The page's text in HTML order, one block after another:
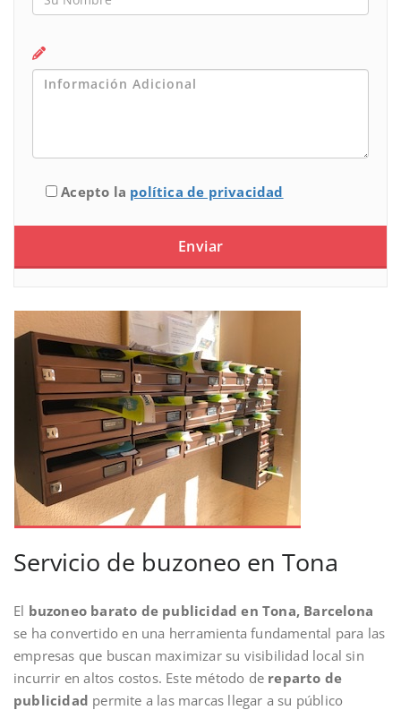
Servicio de buzoneo en Tona
El buzoneo barato de publicidad en Tona, Barcelona
se ha convertido en una herramienta fundamental para las
empresas que buscan maximizar su visibilidad local sin
incurrir en altos costos. Este método de reparto de
publicidad permite a las marcas llegar a su público
Acepto la política de privacidad